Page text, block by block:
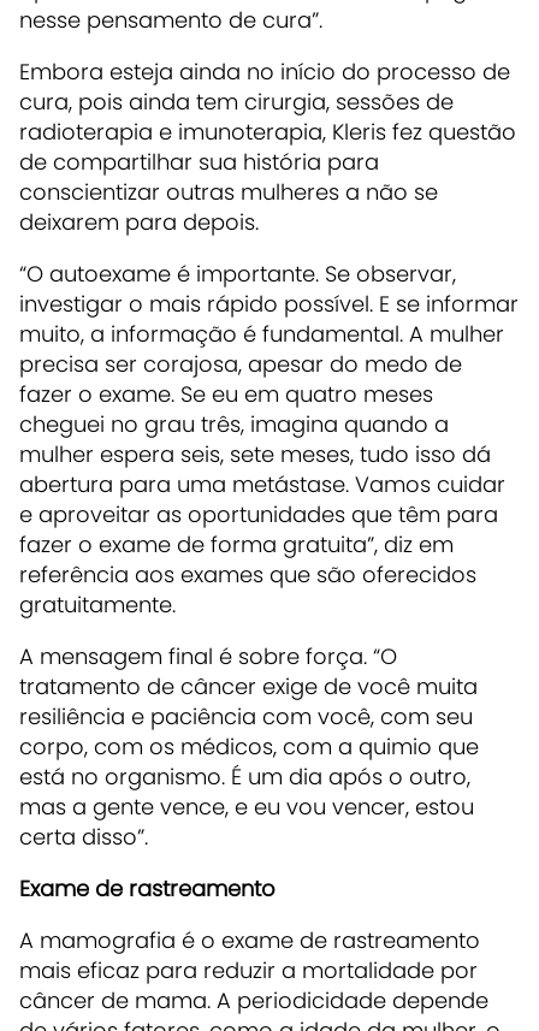
nesse pensamento de cura”.
Embora esteja ainda no início do processo de
cura, pois ainda tem cirurgia, sessões de
radioterapia e imunoterapia, Kleris fez questão
de compartilhar sua história para
conscientizar outras mulheres a não se
deixarem para depois.
“O autoexame é importante. Se observar,
investigar o mais rápido possível. E se informar
muito, a informação é fundamental. A mulher
precisa ser corajosa, apesar do medo de
fazer o exame. Se eu em quatro meses
cheguei no grau três, imagina quando a
mulher espera seis, sete meses, tudo isso dá
abertura para uma metástase. Vamos cuidar
e aproveitar as oportunidades que têm para
fazer o exame de forma gratuita”, diz em
referência aos exames que são oferecidos
gratuitamente.
A mensagem final é sobre força. “O
tratamento de câncer exige de você muita
resiliência e paciência com você, com seu
corpo, com os médicos, com a quimio que
está no organismo. É um dia após o outro,
mas a gente vence, e eu vou vencer, estou
certa disso”.
Exame de rastreamento
A mamografia é o exame de rastreamento
mais eficaz para reduzir a mortalidade por
câncer de mama. A periodicidade depende